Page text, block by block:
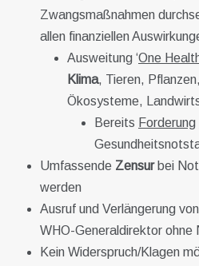
Zwangsmaßnahmen
allen finanziellen
Ausweitung ‘One
Klima, Tieren,
Ökosysteme,
Bereits Forderung
Umfassende Zensurbei
werden
Ausruf und Verlängerung
WHO-Generaldirektor ohne
Kein Widerspruch/Klagen